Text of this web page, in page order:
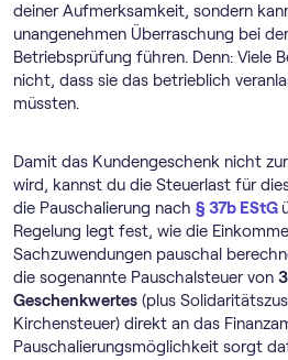
deiner Aufmerksamkeit, sondern
unangenehmen Überraschung bei
Betriebsprüfung führen. Denn: Viele
nicht, dass sie das betrieblich
müssten.
Damit das Kundengeschenk nicht
wird, kannst du die Steuerlast für
die Pauschalierung nach § 37b EStG
Regelung legt fest, wie die
Sachzuwendungen pauschal
die sogenannte Pauschalsteuer von
Geschenkwertes (plus
Kirchensteuer) direkt an das
Pauschalierungsmöglichkeit sorgt